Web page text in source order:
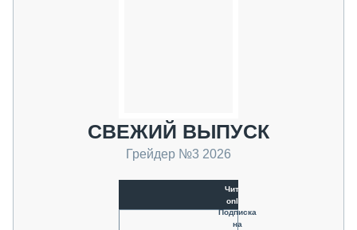
СВЕЖИЙ ВЫПУСК
Грейдер №3 2026
Читать
online
Подписка
на